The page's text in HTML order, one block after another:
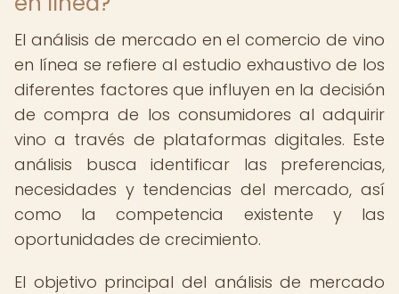
El análisis de mercado en el comercio de vino
en línea se refiere al estudio exhaustivo de los
diferentes factores que influyen en la decisión
de compra de los consumidores al adquirir
vino a través de plataformas digitales. Este
análisis busca identificar las preferencias,
necesidades y tendencias del mercado, así
como la competencia existente y las
oportunidades de crecimiento.
El objetivo principal del análisis de mercado